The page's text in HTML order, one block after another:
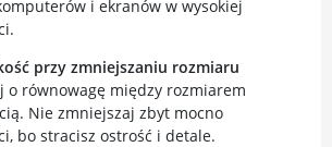
i ekranów w wysokiej
przy zmniejszaniu rozmiaru
o równowagę między rozmiarem
Nie zmniejszaj zbyt mocno
bo stracisz ostrość i detale.